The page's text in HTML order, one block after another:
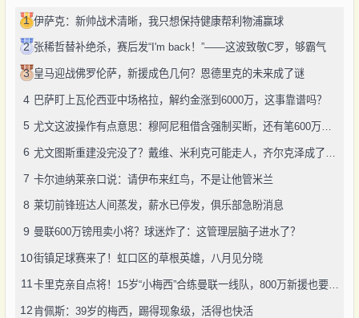
1 伊萨克：新帅战术清晰，我只想保持健康帮利物浦赢球
2 张稀哲替补绝杀，赛后发“I'm back！”——这波致敬C罗，够霸气
3 皇马迎战佛罗伦萨，新援成色几何？恩德里克的未来成了谜
4 巴萨盯上瓦伦西亚中场格拉，解约金涨到6000万，这事靠谱吗？
5
6
7 卡尔迪纳莱亲口说：请伊布来红鸟，不是让他管米兰
8 莱切前锋班达人间蒸发，薪水已停发，俱乐部急盼消息
9 曼联600万镑甩卖小将？球迷炸了：这管理层脑子进水了？
10街镇足球赛来了！虹口区的草根英雄，八月见分晓
11 卡里克亲自点将！15岁“小梅西”合练曼联一线队，800万新援也要露脸
12 肯佩斯：39岁的梅西，踢得现象级，活得也快活